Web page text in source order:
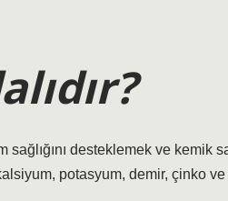
desteklemek ve kemik
potasyum, demir, çinko